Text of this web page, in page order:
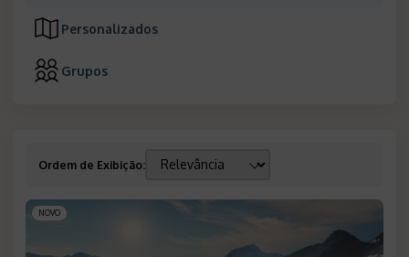
Personalizados
Grupos
Ordem de Exibição:
NOVO